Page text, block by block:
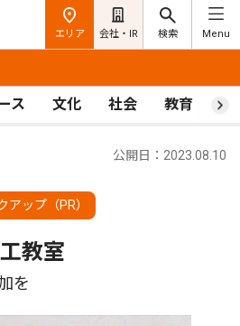
エリア 会社・IR 検索 Menu
ス 文化 社会 教育 ス
アップ（PR）
公開日：2023.08.10
教室
を